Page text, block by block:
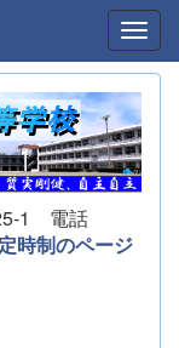
1 電話
定時制のページ